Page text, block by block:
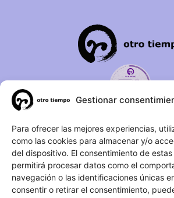
Gestionar
Para ofrecer las mejores experiencias,
como las cookies para almacenar y/o
del dispositivo. El consentimiento de
permitirá procesar datos como el
navegación o las identificaciones únicas
consentir o retirar el consentimiento,
C/ Duque de Fernán
2 – 1ºA 28012 –
(+34) 623 183 283